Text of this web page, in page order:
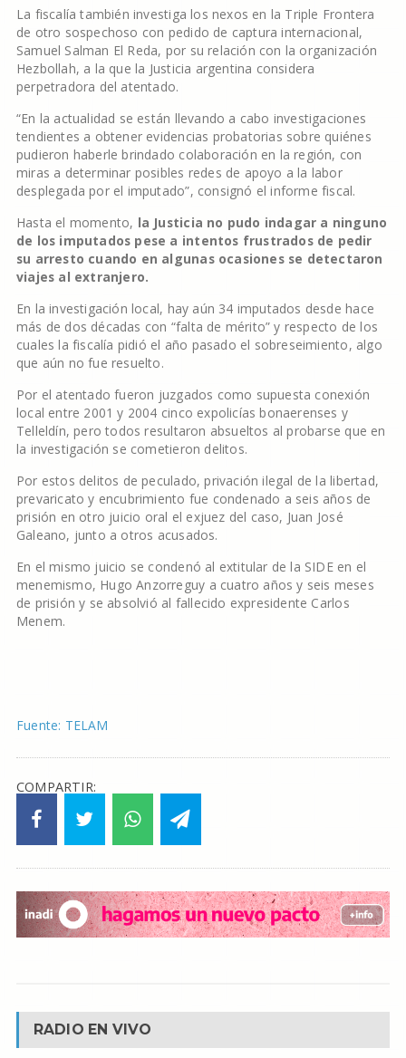
La fiscalía también investiga los nexos en la Triple Frontera
de otro sospechoso con pedido de captura internacional,
Samuel Salman El Reda, por su relación con la organización
Hezbollah, a la que la Justicia argentina considera
perpetradora del atentado.
“En la actualidad se están llevando a cabo investigaciones
tendientes a obtener evidencias probatorias sobre quiénes
pudieron haberle brindado colaboración en la región, con
miras a determinar posibles redes de apoyo a la labor
desplegada por el imputado”, consignó el informe fiscal.
Hasta el momento, la Justicia no pudo indagar a ninguno
de los imputados pese a intentos frustrados de pedir
su arresto cuando en algunas ocasiones se detectaron
viajes al extranjero.
En la investigación local, hay aún 34 imputados desde hace
más de dos décadas con “falta de mérito” y respecto de los
cuales la fiscalía pidió el año pasado el sobreseimiento, algo
que aún no fue resuelto.
Por el atentado fueron juzgados como supuesta conexión
local entre 2001 y 2004 cinco expolicías bonaerenses y
Telleldín, pero todos resultaron absueltos al probarse que en
la investigación se cometieron delitos.
Por estos delitos de peculado, privación ilegal de la libertad,
prevaricato y encubrimiento fue condenado a seis años de
prisión en otro juicio oral el exjuez del caso, Juan José
Galeano, junto a otros acusados.
En el mismo juicio se condenó al extitular de la SIDE en el
menemismo, Hugo Anzorreguy a cuatro años y seis meses
de prisión y se absolvió al fallecido expresidente Carlos
Menem.
Fuente: TELAM
COMPARTIR:
RADIO EN VIVO